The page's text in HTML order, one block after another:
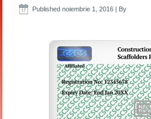
Published noiembrie 1, 2016 | By